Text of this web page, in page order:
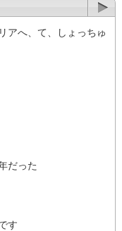
アへ、て、しょっちゅ
だった
す